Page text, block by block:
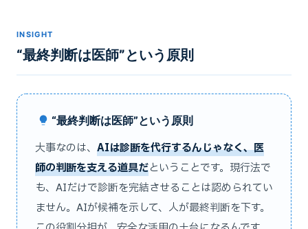
INSIGHT
“最終判断は医師”という原則
“最終判断は医師”という原則
大事なのは、 AIは診断を代行するんじゃなく、医
師の判断を支える道具だということです。現行法で
も、AIだけで診断を完結させることは認められてい
ません。AIが候補を示して、人が最終判断を下す。